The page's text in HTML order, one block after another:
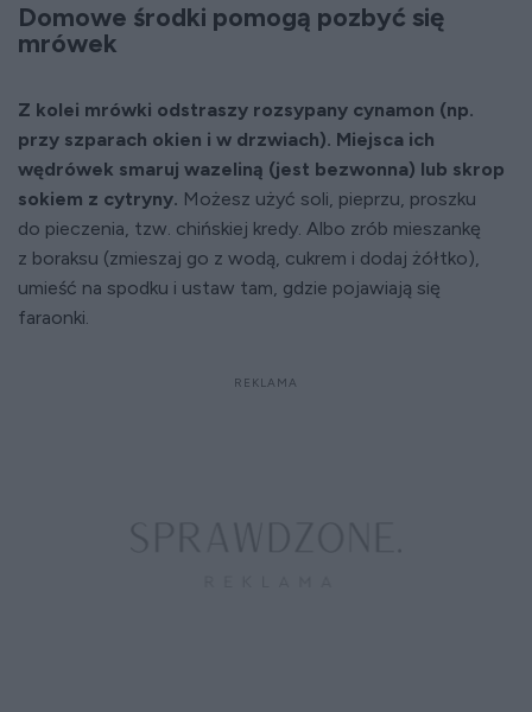
Domowe środki pomogą pozbyć się
mrówek
Z kolei mrówki odstraszy rozsypany cynamon (np.
przy szparach okien i w drzwiach). Miejsca ich
wędrówek smaruj wazeliną (jest bezwonna) lub skrop
sokiem z cytryny. Możesz użyć soli, pieprzu, proszku
do pieczenia, tzw. chińskiej kredy. Albo zrób mieszankę
z boraksu (zmieszaj go z wodą, cukrem i dodaj żółtko),
umieść na spodku i ustaw tam, gdzie pojawiają się
faraonki.